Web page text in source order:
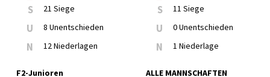
S 21 Siege
U 8 Unentschieden
N 12 Niederlagen
S 11 Siege
U 0 Unentschieden
N 1 Niederlage
F2-Junioren
ALLE MANNSCHAFTEN